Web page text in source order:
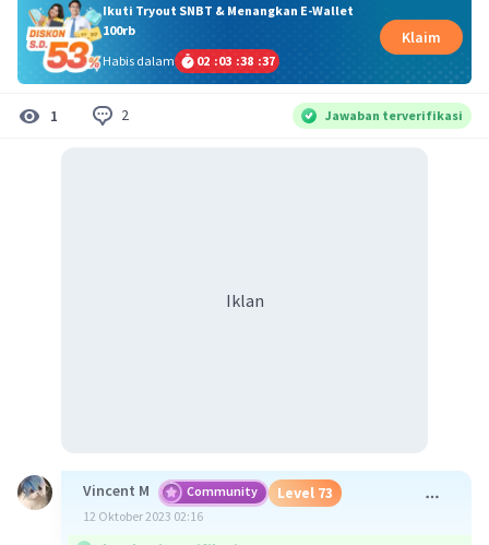
Ikuti Tryout SNBT & Menangkan E-Wallet
100rb
Habis dalam
02 :03 :38 :36
Klaim
1 2 Jawaban terverifikasi
Iklan
Vincent M Community Level 73
12 Oktober 2023 02:16